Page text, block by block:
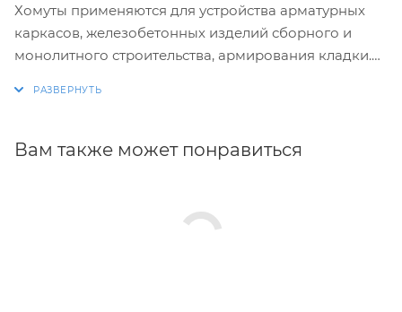
Хомуты применяются для устройства арматурных
каркасов, железобетонных изделий сборного и
монолитного строительства, армирования кладки.
строго выдержаны, благодаря автоматизации
Вам также может понравиться